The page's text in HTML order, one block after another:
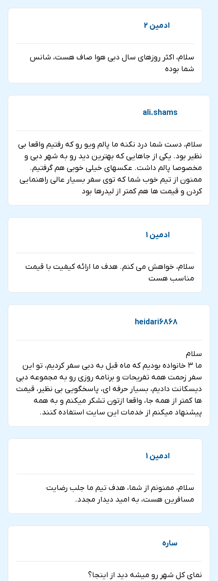
ادمین 2
سلام، اکثر روزهای سال دبی هوا صاف هست، شانس
شما بوده
ali.shams
سلام، دست شما درد نکنه ما پالم ویو رو که رفتیم واقعا بی
نظیر بود. یکی از جاهایی که بهترین دید رو به شهر دبی و
مخصوصا پالم داشت. عکسهای خیلی خوبی هم گرفتیم.
ممنون از تیم خوب شما که توی سفر بسیار عالی راهنمایی
کردن و قیمت ها هم کمتر از لیدرها بود
ادمین 1
سلام، خواهش می کنم. هدف ما ارائه کیفیت با قیمت
مناسب هست
heidari6868
سلام
ما ۳ خانواده بودیم که ماه قبل به دبی سفر کردیم، تو این
سفر زحمت همه تفریحات و برنامه روزی رو به مجموعه دبی
دیسکانت دادیم، بسیار حرفه ای، پاسخگویی بی نظیر، قیمت
ها کمتر از همه جا، واقعا ازتون تشکر میکنم و به همه
پیشنهاد میکنم از خدمات این سایت استفاده کنند.
ادمین 1
سلام، ممنونم از شما، هدف تیم ما جلب رضایت
مسافرین هست، به امید دیدار مجدد.
ساره
نمای کل شهر رو میشه دید از اینجا؟